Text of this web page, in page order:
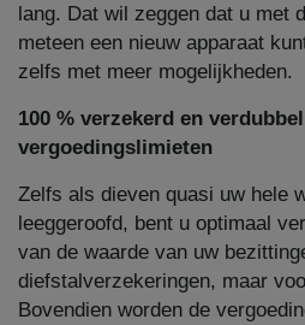
lang. Dat wil zeggen dat u met
meteen een nieuw apparaat
zelfs met meer mogelijkheden.
100 % verzekerd en
vergoedingslimieten
Zelfs als dieven quasi uw hele
leeggeroofd, bent u optimaal
van de waarde van uw
diefstalverzekeringen, maar
Bovendien worden de